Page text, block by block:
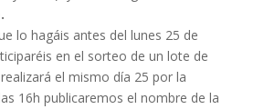
lo hagáis antes del lunes 25 de
en el sorteo de un lote de
el mismo día 25 por la
16h publicaremos el nombre de la